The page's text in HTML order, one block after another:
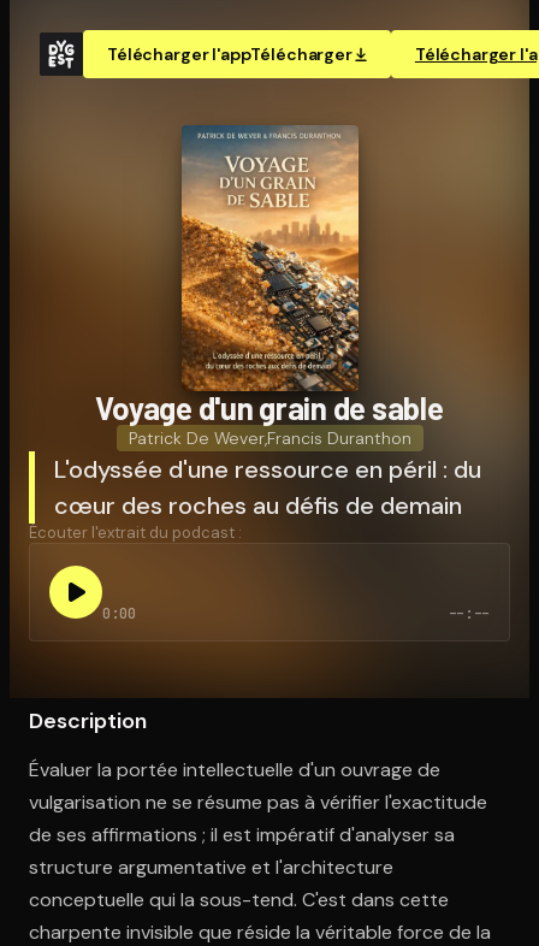
Télécharger l'appTélécharger Télécharger
Ouvre l'app Appareil photo, pointe sur le code. C'est gratuit à
Voyage d'un grain de sable
Patrick De Wever,Francis Duranthon
L'odyssée d'une ressource en péril : du
cœur des roches au défis de demain
Écouter l'extrait du podcast :
0:00 --:--
Description
Évaluer la portée intellectuelle d'un ouvrage de
vulgarisation ne se résume pas à vérifier l'exactitude
de ses affirmations ; il est impératif d'analyser sa
structure argumentative et l'architecture
conceptuelle qui la sous-tend. C'est dans cette
charpente invisible que réside la véritable force de la